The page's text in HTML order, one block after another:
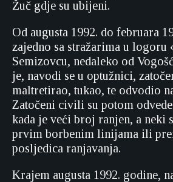
Žuč gdje su ubijeni.
Od augusta 1992. do februara
zajedno sa stražarima u logoru
Semizovcu, nedaleko od
je, navodi se u optužnici,
maltretirao, tukao, te odvodio
Zatočeni civili su potom
kada je veći broj ranjen, a neki
prvim borbenim linijama ili
posljedica ranjavanja.
Krajem augusta 1992. godine,